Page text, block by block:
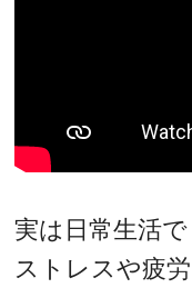
実は日常生活で
ストレスや疲